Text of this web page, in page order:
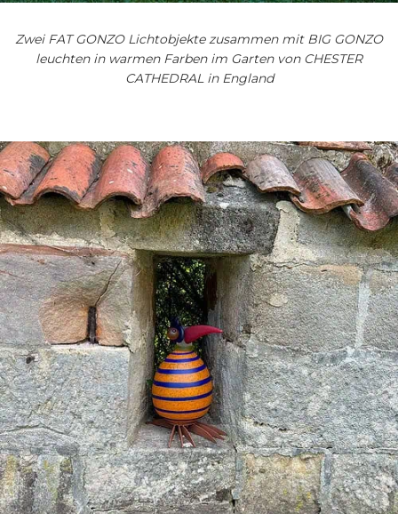
Zwei FAT GONZO Lichtobjekte zusammen mit BIG GONZO
leuchten in warmen Farben im Garten von CHESTER
CATHEDRAL in England